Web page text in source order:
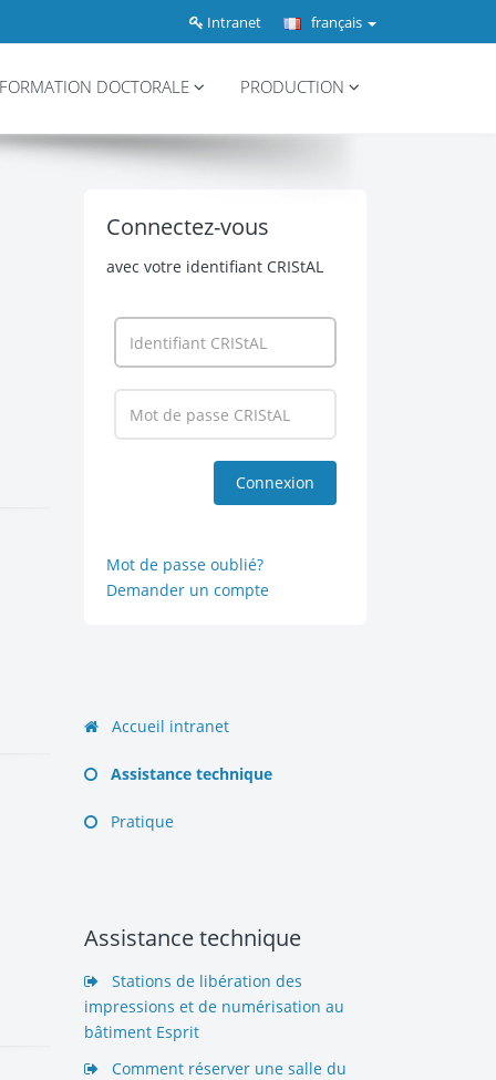
français
Intranet
FORMATION DOCTORALE PRODUCTION
Connectez-vous
avec votre identifiant CRIStAL
Mot de passe oublié?
Demander un compte
Accueil intranet
Assistance technique
Pratique
Assistance technique
Stations de libération des
impressions et de numérisation au
bâtiment Esprit
Comment réserver une salle du